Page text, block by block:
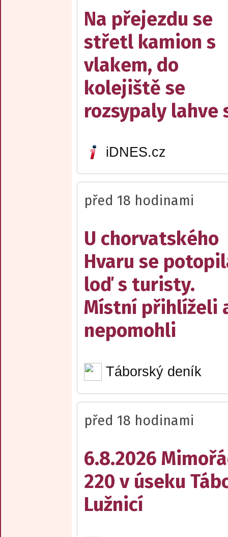
Na přejezdu se
střetl kamion s
vlakem, do
kolejiště se
rozsypaly lahve
iDNES.cz
před 18 hodinami
U chorvatského
Hvaru se
loď s turisty.
Místní přihlíželi
nepomohli
Táborský deník
před 18 hodinami
6.8.2026
220 v úseku
Lužnicí